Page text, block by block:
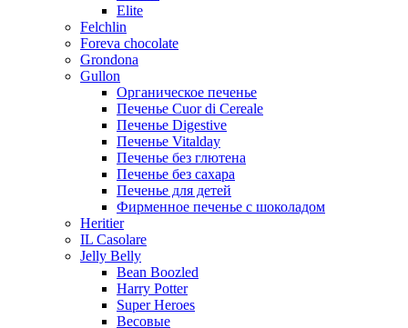
Elite
Felchlin
Foreva chocolate
Grondona
Gullon
Органическое печенье
Печенье Cuor di Cereale
Печенье Digestive
Печенье Vitalday
Печенье без глютена
Печенье без сахара
Печенье для детей
Фирменное печенье с шоколадом
Heritier
IL Casolare
Jelly Belly
Bean Boozled
Harry Potter
Super Heroes
Весовые